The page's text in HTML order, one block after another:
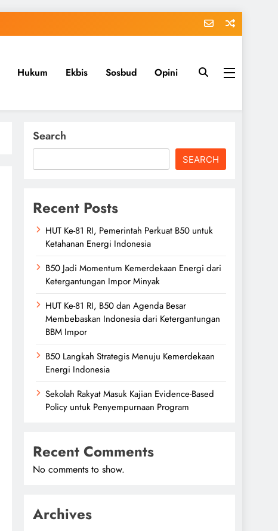
Hukum Ekbis Sosbud Opini
Search
SEARCH
Recent Posts
HUT Ke-81 RI, Pemerintah Perkuat B50 untuk
Ketahanan Energi Indonesia
B50 Jadi Momentum Kemerdekaan Energi dari
Ketergantungan Impor Minyak
HUT Ke-81 RI, B50 dan Agenda Besar
Membebaskan Indonesia dari Ketergantungan
BBM Impor
B50 Langkah Strategis Menuju Kemerdekaan
Energi Indonesia
Sekolah Rakyat Masuk Kajian Evidence-Based
Policy untuk Penyempurnaan Program
Recent Comments
No comments to show.
Archives